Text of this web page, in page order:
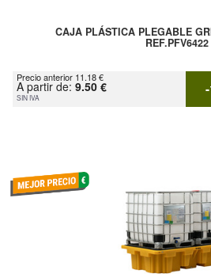
CAJA PLÁSTICA PLEGABLE
REF.PFV6422
Precio anterior 11.18 €
A partir de: 9.50 €
SIN IVA